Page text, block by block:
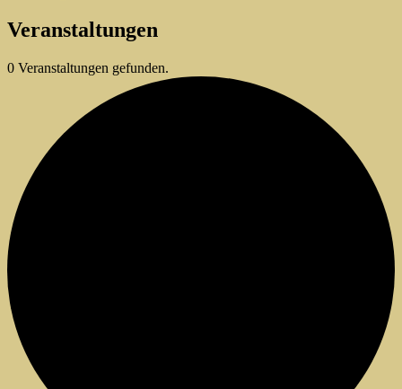
Veranstaltungen
0 Veranstaltungen gefunden.